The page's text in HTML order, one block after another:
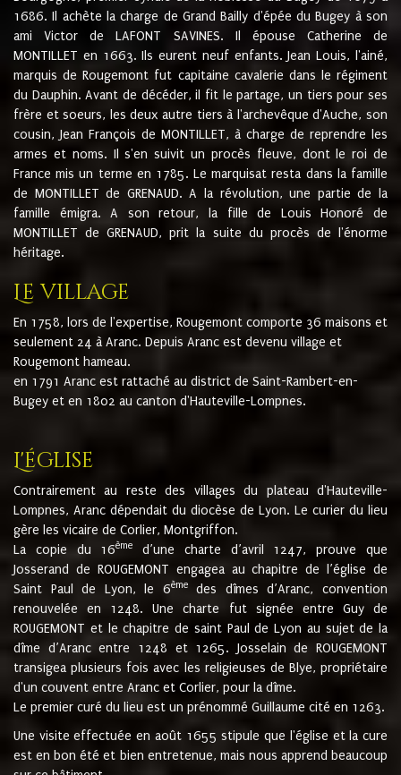
1686. Il achète la charge de Grand Bailly d'épée du Bugey à son
ami Victor de LAFONT SAVINES. Il épouse Catherine de
MONTILLET en 1663. Ils eurent neuf enfants. Jean Louis, l'ainé,
marquis de Rougemont fut capitaine cavalerie dans le régiment
du Dauphin. Avant de décéder, il fit le partage, un tiers pour ses
frère et soeurs, les deux autre tiers à l'archevêque d'Auche, son
cousin, Jean François de MONTILLET, à charge de reprendre les
armes et noms. Il s'en suivit un procès fleuve, dont le roi de
France mis un terme en 1785. Le marquisat resta dans la famille
de MONTILLET de GRENAUD. A la révolution, une partie de la
famille émigra. A son retour, la fille de Louis Honoré de
MONTILLET de GRENAUD, prit la suite du procès de l'énorme
héritage.
Le village
En 1758, lors de l'expertise, Rougemont comporte 36 maisons et
seulement 24 à Aranc. Depuis Aranc est devenu village et
Rougemont hameau.
en 1791 Aranc est rattaché au district de Saint-Rambert-en-
Bugey et en 1802 au canton d'Hauteville-Lompnes.
L'église
Contrairement au reste des villages du plateau d'Hauteville-
Lompnes, Aranc dépendait du diocèse de Lyon. Le curier du lieu
gère les vicaire de Corlier, Montgriffon.
La copie du 16ème
d’une charte d’avril 1247, prouve que
Josserand de ROUGEMONT engagea au chapitre de l’église de
Saint Paul de Lyon, le 6èmedes dîmes d’Aranc, convention
renouvelée en 1248. Une charte fut signée entre Guy de
ROUGEMONT et le chapitre de saint Paul de Lyon au sujet de la
dîme d’Aranc entre 1248 et 1265. Josselain de ROUGEMONT
transigea plusieurs fois avec les religieuses de Blye, propriétaire
d'un couvent entre Aranc et Corlier, pour la dîme.
Le premier curé du lieu est un prénommé Guillaume cité en 1263.
Une visite effectuée en août 1655 stipule que l'église et la cure
est en bon été et bien entretenue, mais nous apprend beaucoup